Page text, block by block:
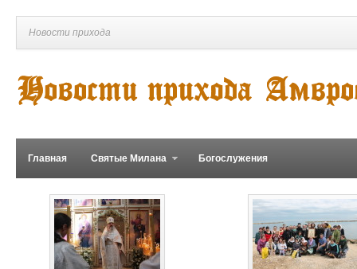
Новости прихода
Главная Святые Милана Богослужения